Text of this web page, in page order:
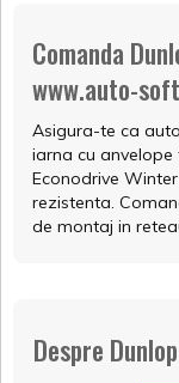
Comanda
www.auto-
Asigura-te ca
iarna cu
Econodrive
rezistenta.
de montaj in
Despre Dunlop